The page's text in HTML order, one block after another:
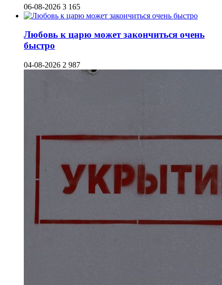
06-08-2026 3 165
Любовь к царю может закончиться очень
быстро
04-08-2026 2 987